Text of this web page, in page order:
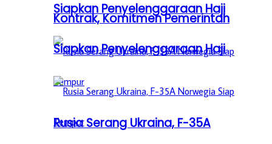
Siapkan Penyelenggaraan Haji
Rusia Serang Ukraina, F-35A
Kontrak, Komitmen Pemerintah
Siapkan Penyelenggaraan Haji